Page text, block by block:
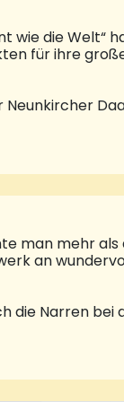
die Welt“
für ihre
der
des
auch das
zur
man mehr
an
Narren bei
ihrem Tanz.
sorgte
Akteure
man